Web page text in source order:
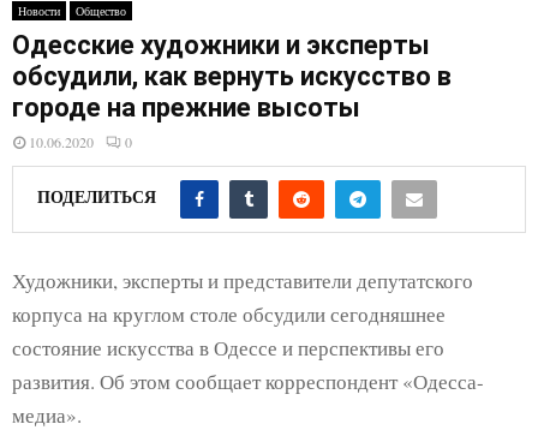
N
U
Новости Общество
Одесские художники и эксперты
обсудили, как вернуть искусство в
городе на прежние высоты
10.06.2020 0
ПОДЕЛИТЬСЯ
Художники, эксперты и представители депутатского
корпуса на круглом столе обсудили сегодняшнее
состояние искусства в Одессе и перспективы его
развития. Об этом сообщает корреспондент «Одесса-
медиа».